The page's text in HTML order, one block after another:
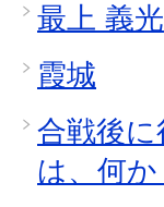
最上 義光
霞城
合戦後に
は、何